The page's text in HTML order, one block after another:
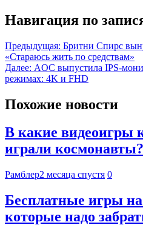
Навигация по
Предыдущая: Бритни Спирс
«Стараюсь жить по средствам»
Далее: AOC выпустила IPS-
режимах: 4K и FHD
Похожие новости
В какие видеоигры
играли космонавты?
Рамблер2 месяца спустя 0
Бесплатные игры
которые надо